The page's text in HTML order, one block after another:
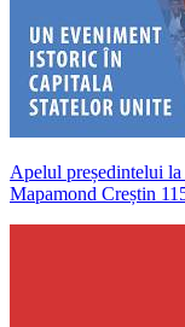
Apelul președintelui
Mapamond Creștin